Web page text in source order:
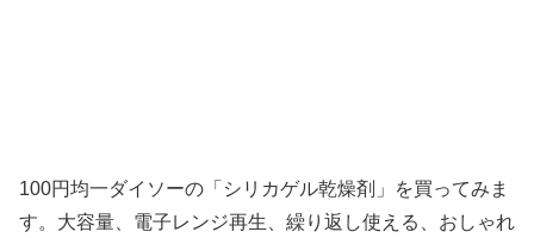
100円均一ダイソーの「シリカゲル乾燥剤」を買ってみま
す。大容量、電子レンジ再生、繰り返し使える、おしゃれ